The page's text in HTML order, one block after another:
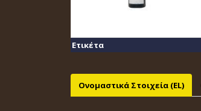
Ετικέτα
Ονομαστικά Στοιχεία (EL)